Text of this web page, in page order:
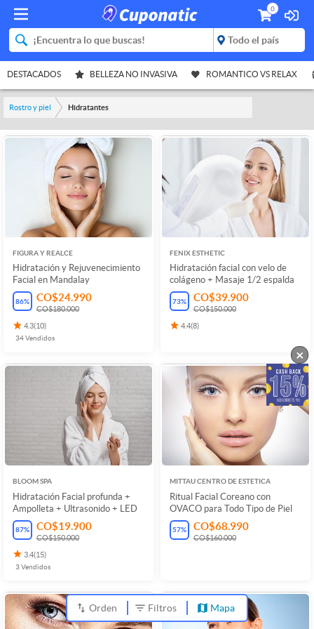
0
DESTACADOS BELLEZA NO INVASIVA ROMANTICO VS RELAX
Rostro y piel Hidratantes
FIGURA Y REALCE
Hidratación y Rejuvenecimiento
Facial en Mandalay
86% CO$24.990
CO$180.000
4.3(10)
34Vendidos
FENIX ESTHETIC
Hidratación facial con velo de
colágeno + Masaje 1/2 espalda
73% CO$39.900
CO$150.000
4.4(8)
BLOOM SPA
Hidratación Facial profunda +
Ampolleta + Ultrasonido + LED
87% CO$19.900
CO$150.000
3.4(15)
3Vendidos
MITTAU CENTRO DE ESTETICA
Ritual Facial Coreano con
OVACO para Todo Tipo de Piel
57% CO$68.990
CO$160.000
Orden Filtros Mapa
×